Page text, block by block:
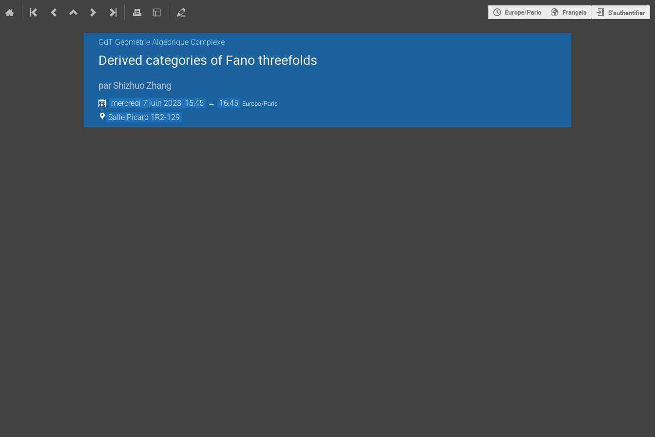
Europe/Paris Français S'authentifier
GdT Géométrie Algébrique Complexe
Derived categories of Fano threefolds
par Shizhuo Zhang
mercredi 7 juin 2023, 15:45 → 16:45 Europe/Paris
Salle Picard 1R2-129